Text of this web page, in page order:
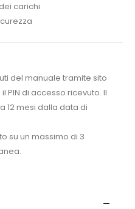
carichi
del manuale tramite sito
PIN di accesso ricevuto. Il
12 mesi dalla data di
su un massimo di 3